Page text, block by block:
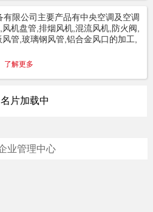
有限公司主要产品有中央空调及空调
机盘管,排烟风机,混流风机,防火阀,
管,玻璃钢风管,铝合金风口的加工,
了解更多
名片加载中
业管理中心